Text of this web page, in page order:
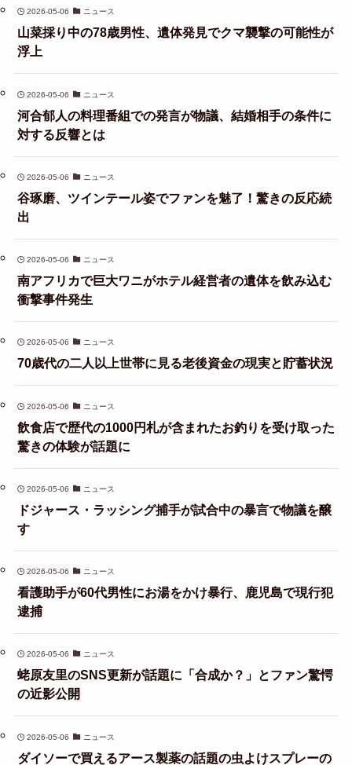
2026-05-06 ニュース
山菜採り中の78歳男性、遺体発見でクマ襲撃の可能性が
浮上
2026-05-06 ニュース
河合郁人の料理番組での発言が物議、結婚相手の条件に
対する反響とは
2026-05-06 ニュース
谷琢磨、ツインテール姿でファンを魅了！驚きの反応続
出
2026-05-06 ニュース
南アフリカで巨大ワニがホテル経営者の遺体を飲み込む
衝撃事件発生
2026-05-06 ニュース
70歳代の二人以上世帯に見る老後資金の現実と貯蓄状況
2026-05-06 ニュース
飲食店で歴代の1000円札が含まれたお釣りを受け取った
驚きの体験が話題に
2026-05-06 ニュース
ドジャース・ラッシング捕手が試合中の暴言で物議を醸
す
2026-05-06 ニュース
看護助手が60代男性にお湯をかけ暴行、鹿児島で現行犯
逮捕
2026-05-06 ニュース
蛯原友里のSNS更新が話題に「合成か？」とファン驚愕
の近影公開
2026-05-06 ニュース
ダイソーで買えるアース製薬の話題の虫よけスプレーの